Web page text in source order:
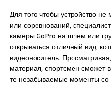
Для того чтобы устройство
или соревнований,
камеры GoPro на шлем или
открываться отличный вид,
видеоноситель.
материал, спортсмен сможет
те незабываемые моменты со